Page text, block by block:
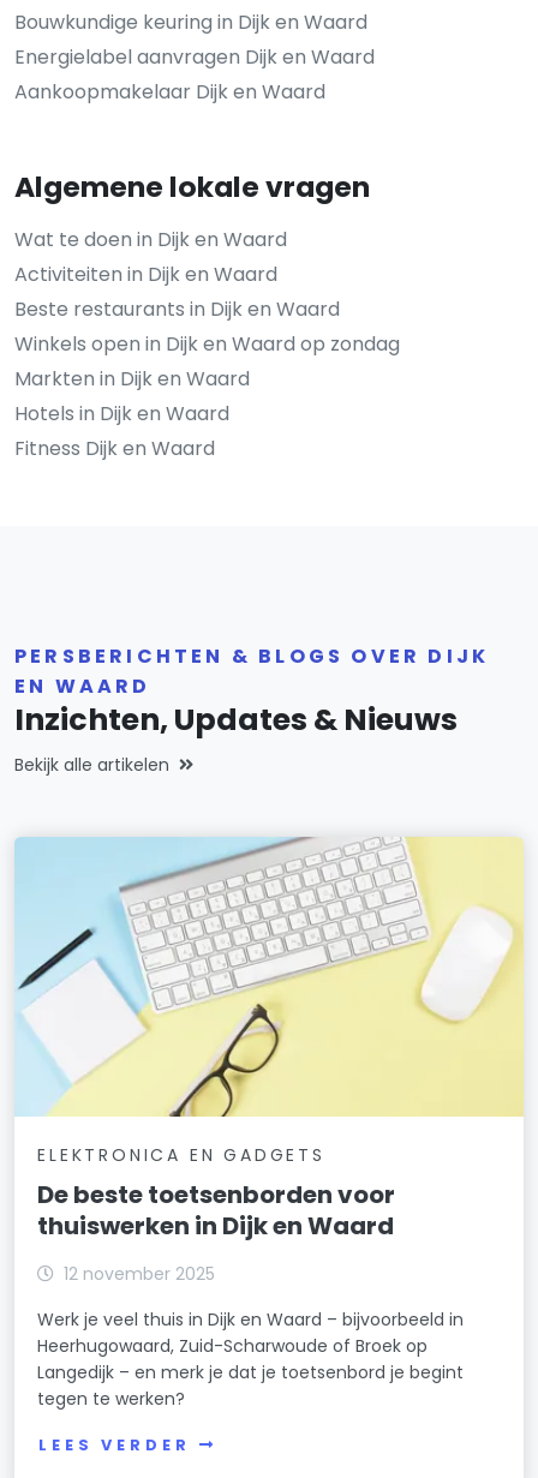
Bouwkundige keuring in Dijk en Waard
Energielabel aanvragen Dijk en Waard
Aankoopmakelaar Dijk en Waard
Algemene lokale vragen
Wat te doen in Dijk en Waard
Activiteiten in Dijk en Waard
Beste restaurants in Dijk en Waard
Winkels open in Dijk en Waard op zondag
Markten in Dijk en Waard
Hotels in Dijk en Waard
Fitness Dijk en Waard
PERSBERICHTEN & BLOGS OVER DIJK
EN WAARD
Inzichten, Updates & Nieuws
Bekijk alle artikelen
ELEKTRONICA EN GADGETS
De beste toetsenborden voor
thuiswerken in Dijk en Waard
12 november 2025
Werk je veel thuis in Dijk en Waard – bijvoorbeeld in
Heerhugowaard, Zuid-Scharwoude of Broek op
Langedijk – en merk je dat je toetsenbord je begint
tegen te werken?
LEES VERDER